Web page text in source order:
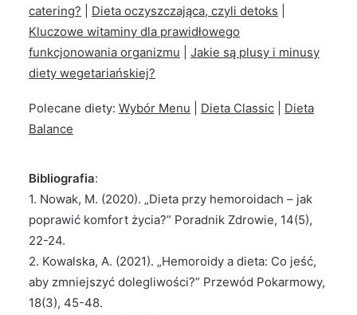
catering? Dieta oczyszczająca, czyli detoks
Kluczowe witaminy dla prawidłowego
funkcjonowania organizmu
Jakie są plusy i minusy
diety wegetariańskiej?
Polecane diety: Wybór Menu Dieta Classic
Dieta
Balance
Bibliografia:
1. Nowak, M. (2020). „Dieta przy hemoroidach – jak
poprawić komfort życia?” Poradnik Zdrowie, 14(5),
22-24.
2. Kowalska, A. (2021). „Hemoroidy a dieta: Co jeść,
aby zmniejszyć dolegliwości?” Przewód Pokarmowy,
18(3), 45-48.